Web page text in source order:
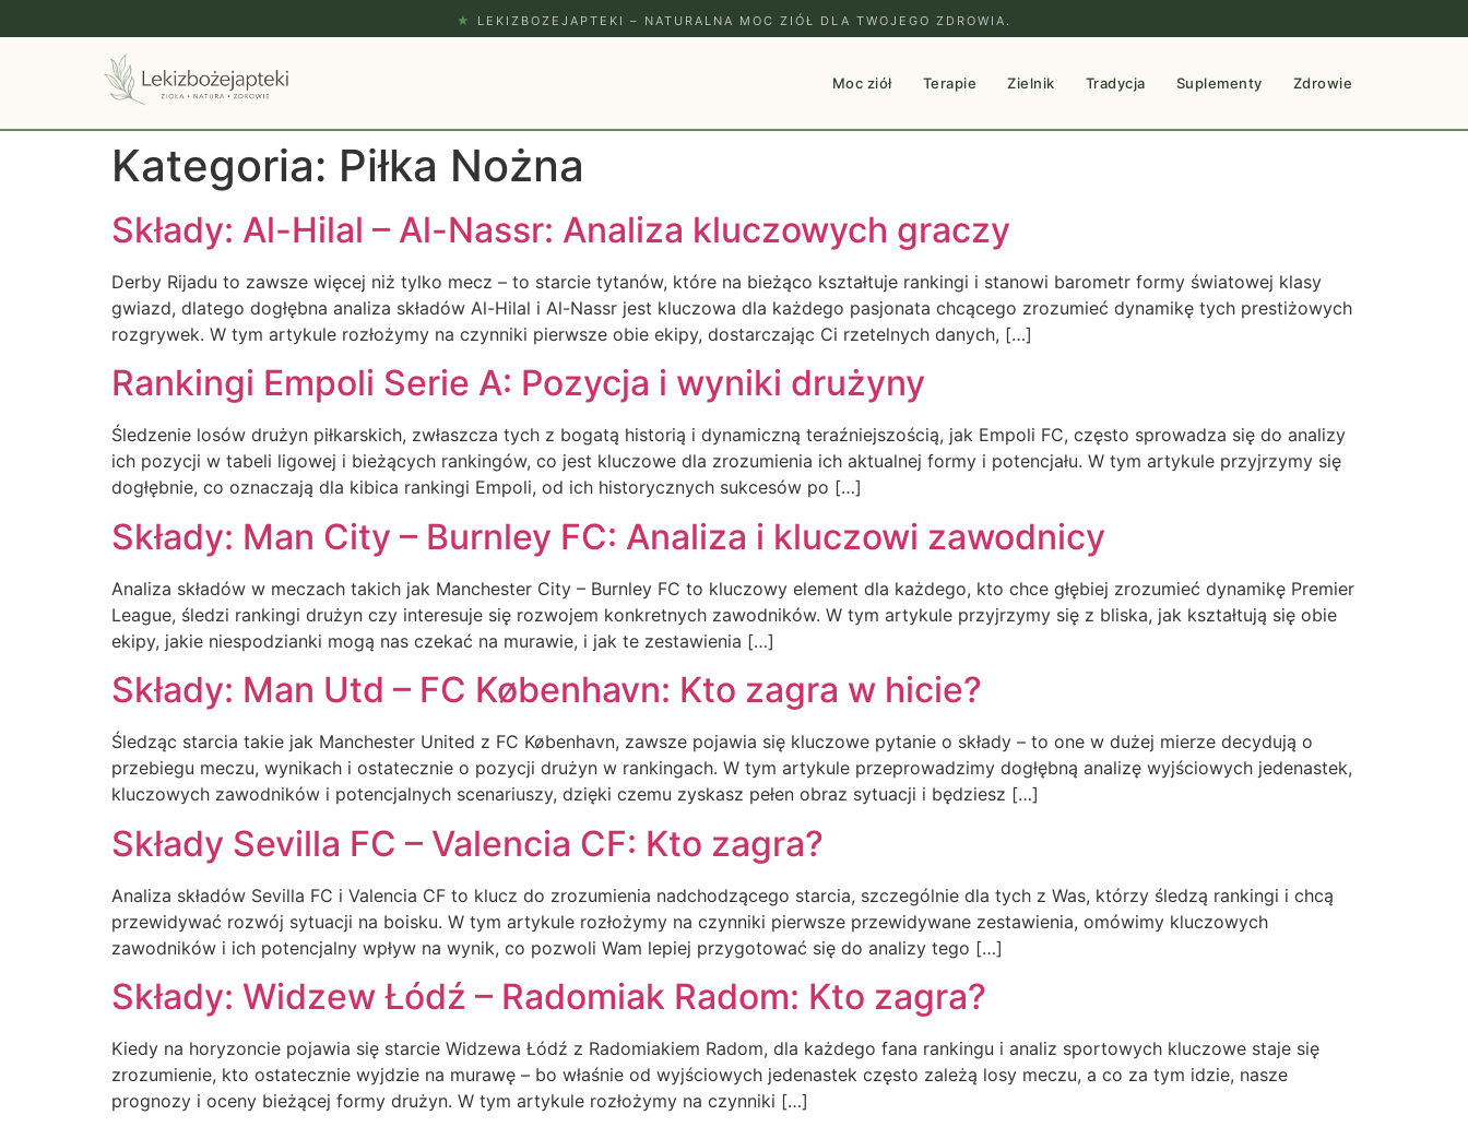
★ LEKIZBOZEJAPTEKI – NATURALNA MOC ZIÓŁ DLA TWOJEGO ZDROWIA.
Moc ziół Terapie Zielnik Tradycja Suplementy Zdrowie
Kategoria: Piłka Nożna
Składy: Al-Hilal – Al-Nassr: Analiza kluczowych graczy
Derby Rijadu to zawsze więcej niż tylko mecz – to starcie tytanów, które na bieżąco kształtuje rankingi i stanowi barometr formy światowej klasy
gwiazd, dlatego dogłębna analiza składów Al-Hilal i Al-Nassr jest kluczowa dla każdego pasjonata chcącego zrozumieć dynamikę tych prestiżowych
rozgrywek. W tym artykule rozłożymy na czynniki pierwsze obie ekipy, dostarczając Ci rzetelnych danych, […]
Rankingi Empoli Serie A: Pozycja i wyniki drużyny
Śledzenie losów drużyn piłkarskich, zwłaszcza tych z bogatą historią i dynamiczną teraźniejszością, jak Empoli FC, często sprowadza się do analizy
ich pozycji w tabeli ligowej i bieżących rankingów, co jest kluczowe dla zrozumienia ich aktualnej formy i potencjału. W tym artykule przyjrzymy się
dogłębnie, co oznaczają dla kibica rankingi Empoli, od ich historycznych sukcesów po […]
Składy: Man City – Burnley FC: Analiza i kluczowi zawodnicy
Analiza składów w meczach takich jak Manchester City – Burnley FC to kluczowy element dla każdego, kto chce głębiej zrozumieć dynamikę Premier
League, śledzi rankingi drużyn czy interesuje się rozwojem konkretnych zawodników. W tym artykule przyjrzymy się z bliska, jak kształtują się obie
ekipy, jakie niespodzianki mogą nas czekać na murawie, i jak te zestawienia […]
Składy: Man Utd – FC København: Kto zagra w hicie?
Śledząc starcia takie jak Manchester United z FC København, zawsze pojawia się kluczowe pytanie o składy – to one w dużej mierze decydują o
przebiegu meczu, wynikach i ostatecznie o pozycji drużyn w rankingach. W tym artykule przeprowadzimy dogłębną analizę wyjściowych jedenastek,
kluczowych zawodników i potencjalnych scenariuszy, dzięki czemu zyskasz pełen obraz sytuacji i będziesz […]
Składy Sevilla FC – Valencia CF: Kto zagra?
Analiza składów Sevilla FC i Valencia CF to klucz do zrozumienia nadchodzącego starcia, szczególnie dla tych z Was, którzy śledzą rankingi i chcą
przewidywać rozwój sytuacji na boisku. W tym artykule rozłożymy na czynniki pierwsze przewidywane zestawienia, omówimy kluczowych
zawodników i ich potencjalny wpływ na wynik, co pozwoli Wam lepiej przygotować się do analizy tego […]
Składy: Widzew Łódź – Radomiak Radom: Kto zagra?
Kiedy na horyzoncie pojawia się starcie Widzewa Łódź z Radomiakiem Radom, dla każdego fana rankingu i analiz sportowych kluczowe staje się
zrozumienie, kto ostatecznie wyjdzie na murawę – bo właśnie od wyjściowych jedenastek często zależą losy meczu, a co za tym idzie, nasze
prognozy i oceny bieżącej formy drużyn. W tym artykule rozłożymy na czynniki […]